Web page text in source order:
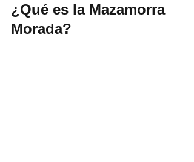
¿Qué es la Mazamorra
Morada?